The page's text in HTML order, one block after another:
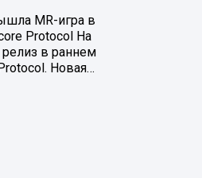
MR-игра в
Protocol На
релиз в раннем
Новая…